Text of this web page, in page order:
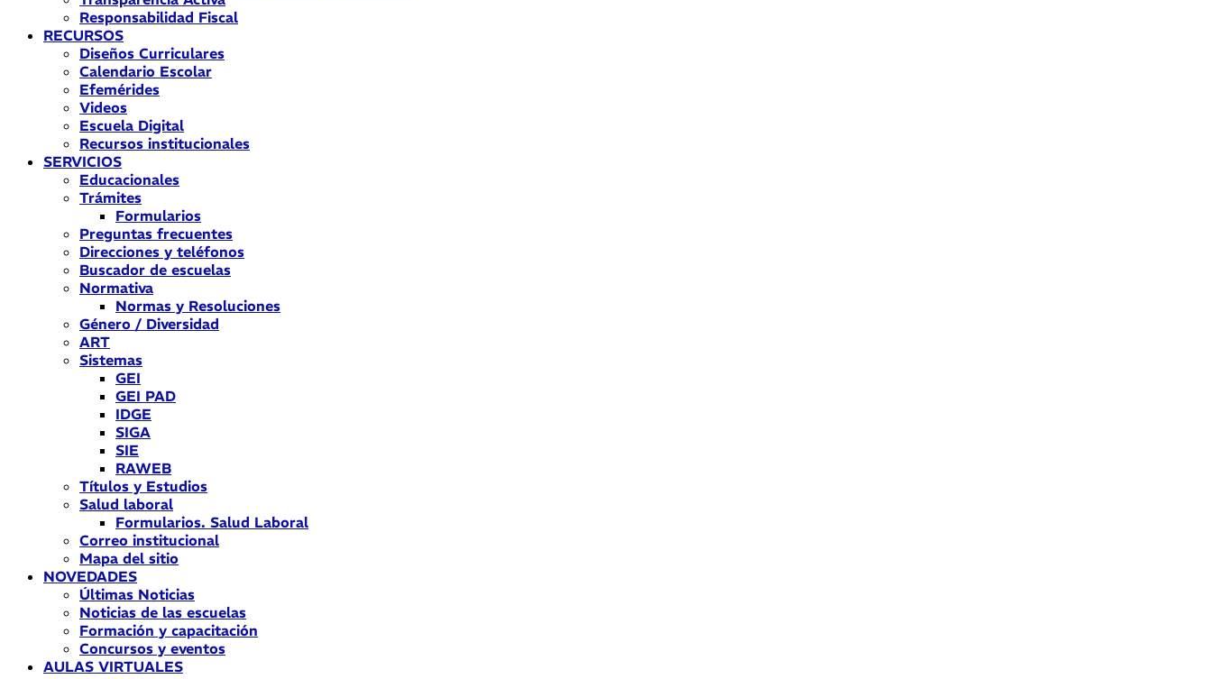
Responsabilidad Fiscal
RECURSOS
Diseños Curriculares
Calendario Escolar
Efemérides
Videos
Escuela Digital
Recursos institucionales
SERVICIOS
Educacionales
Trámites
Formularios
Preguntas frecuentes
Direcciones y teléfonos
Buscador de escuelas
Normativa
Normas y Resoluciones
Género / Diversidad
ART
Sistemas
GEI
GEI PAD
IDGE
SIGA
SIE
RAWEB
Títulos y Estudios
Salud laboral
Formularios. Salud Laboral
Correo institucional
Mapa del sitio
NOVEDADES
Últimas Noticias
Noticias de las escuelas
Formación y capacitación
Concursos y eventos
AULAS VIRTUALES